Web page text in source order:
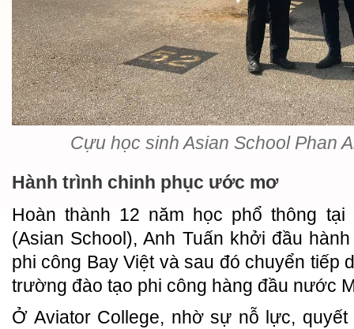
Cựu học sinh Asian School Phan
Hành trình chinh phục ước mơ
Hoàn thành 12 năm học phổ thông
(Asian School), Anh Tuấn khởi đầu
phi công Bay Việt và sau đó chuyển tiếp
trường đào tạo phi công hàng đầu nước
Ở Aviator College, nhờ sự nỗ lực,